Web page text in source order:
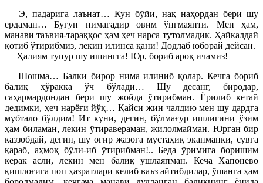
— Э, падарига лаънат… Кун бўйи, нақ наҳордан бери шу
ердаман… Бугун нимагадир овим ўнгмаяпти. Мен ҳам,
манави таъвия-тараққос ҳам ҳеч нарса тутолмадик. Ҳайкалдай
қотиб ўтирибмиз, лекин илинса қани! Додлаб юборай дейсан.
— Ҳалиям тупур шу ишингга! Юр, бориб ароқ ичамиз!
— Шошма… Балки бирор нима илиниб қолар. Кечга бориб
балиқ хўракка ўч бўлади… Шу десанг, биродар,
саҳармардондан бери шу жойда ўтирибман. Ёрилиб кетай
дедимки, ҳеч нарёғи йўқ… Қайси жин чалдию мен шу дардга
мубтало бўлдим! Ит куни, дегин, бўлмағур ишлигини ўзим
ҳам биламан, лекин ўтиравераман, жилолмайман. Юрган бир
каззобдай, дегин, шу оғир жазога мустаҳиқ эканманки, сувга
қараб, аҳмоқ бўли-иб ўтирибман!.. Беда ўримига боришим
керак асли, лекин мен балиқ ушлаяпман. Кеча Хапонево
қишлоғига поп ҳазратлари келиб ваъз айтибдилар, ўшанга ҳам